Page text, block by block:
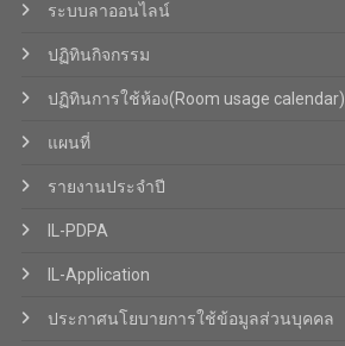
ระบบลาออนไลน์
ปฏิทินกิจกรรม
ปฏิทินการใช้ห้อง(Room usage calendar)
แผนที่
รายงานประจำปี
IL-PDPA
IL-Application
ประกาศนโยบายการใช้ข้อมูลส่วนบุคคล